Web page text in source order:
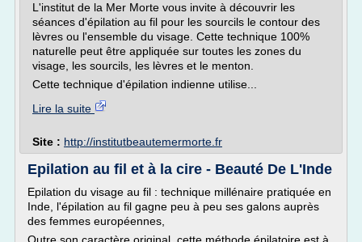
L'institut de la Mer Morte vous invite à découvrir les
séances d'épilation au fil pour les sourcils le contour des
lèvres ou l'ensemble du visage. Cette technique 100%
naturelle peut être appliquée sur toutes les zones du
visage, les sourcils, les lèvres et le menton.
Cette technique d'épilation indienne utilise...
Lire la suite
Site : http://institutbeautemermorte.fr
Epilation au fil et à la cire - Beauté De L'Inde
Epilation du visage au fil : technique millénaire pratiquée en
Inde, l'épilation au fil gagne peu à peu ses galons auprès
des femmes européennes,